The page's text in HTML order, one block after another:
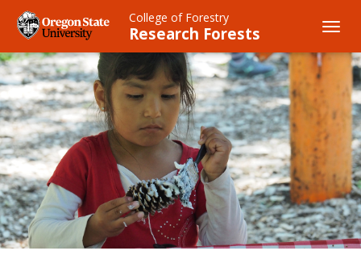
main
content
College of Forestry
Research Forests